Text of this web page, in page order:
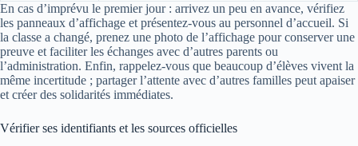
En cas d’imprévu le premier jour : arrivez un peu en avance, vérifiez
les panneaux d’affichage et présentez-vous au personnel d’accueil. Si
la classe a changé, prenez une photo de l’affichage pour conserver une
preuve et faciliter les échanges avec d’autres parents ou
l’administration. Enfin, rappelez-vous que beaucoup d’élèves vivent la
même incertitude ; partager l’attente avec d’autres familles peut apaiser
et créer des solidarités immédiates.
Vérifier ses identifiants et les sources officielles